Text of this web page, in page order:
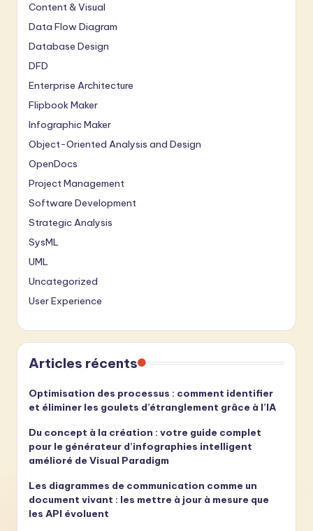
Content & Visual
Data Flow Diagram
Database Design
DFD
Enterprise Architecture
Flipbook Maker
Infographic Maker
Object-Oriented Analysis and Design
OpenDocs
Project Management
Software Development
Strategic Analysis
SysML
UML
Uncategorized
User Experience
Articles récents
Optimisation des processus : comment identifier
et éliminer les goulets d’étranglement grâce à l’IA
Du concept à la création : votre guide complet
pour le générateur d’infographies intelligent
amélioré de Visual Paradigm
Les diagrammes de communication comme un
document vivant : les mettre à jour à mesure que
les API évoluent